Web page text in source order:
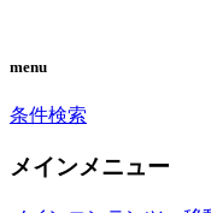
CONDO
MAKATI.
検索サイ
心地マカティ
す。
menu
条件検索
メインメニュー